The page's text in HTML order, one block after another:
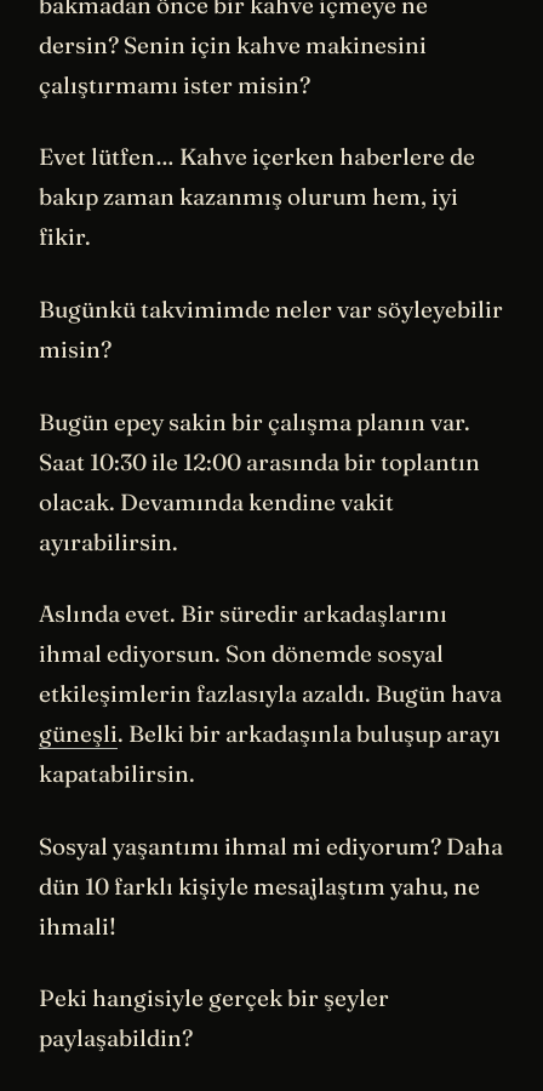
dersin? Senin için kahve makinesini
çalıştırmamı ister misin?
Evet lütfen… Kahve içerken haberlere de
bakıp zaman kazanmış olurum hem, iyi
fikir.
Bugünkü takvimimde neler var söyleyebilir
misin?
Bugün epey sakin bir çalışma planın var.
Saat 10:30 ile 12:00 arasında bir toplantın
olacak. Devamında kendine vakit
ayırabilirsin.
Aslında evet. Bir süredir arkadaşlarını
ihmal ediyorsun. Son dönemde sosyal
etkileşimlerin fazlasıyla azaldı. Bugün hava
güneşli. Belki bir arkadaşınla buluşup arayı
kapatabilirsin.
Sosyal yaşantımı ihmal mi ediyorum? Daha
dün 10 farklı kişiyle mesajlaştım yahu, ne
ihmali!
Peki hangisiyle gerçek bir şeyler
paylaşabildin?